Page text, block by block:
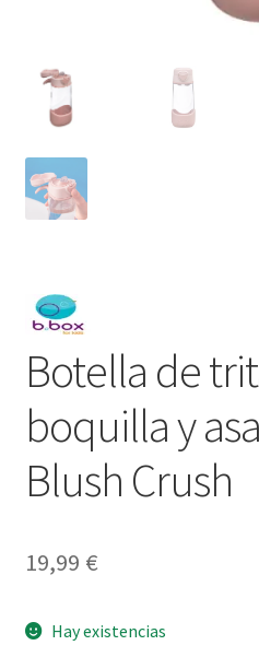
Botella de
boquilla y
Blush Crush
19,99 €
Hay existencias